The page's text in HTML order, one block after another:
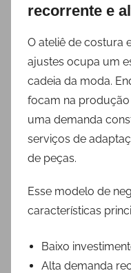
recorrente e
O ateliê de costura
ajustes ocupa um
cadeia da moda.
focam na
uma demanda
serviços de
de peças.
Esse modelo de
características
Baixo
Alta demanda